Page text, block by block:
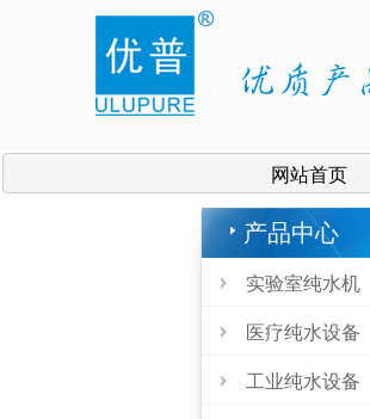
网站首页
产品中心
实验室纯水机
医疗纯水设备
工业纯水设备